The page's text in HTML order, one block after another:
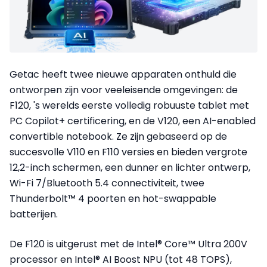
Getac heeft twee nieuwe apparaten onthuld die
ontworpen zijn voor veeleisende omgevingen: de
F120, 's werelds eerste volledig robuuste tablet met
PC Copilot+ certificering, en de V120, een AI-enabled
convertible notebook. Ze zijn gebaseerd op de
succesvolle V110 en F110 versies en bieden vergrote
12,2-inch schermen, een dunner en lichter ontwerp,
Wi-Fi 7/Bluetooth 5.4 connectiviteit, twee
Thunderbolt™ 4 poorten en hot-swappable
batterijen.
De F120 is uitgerust met de Intel® Core™ Ultra 200V
processor en Intel® AI Boost NPU (tot 48 TOPS),